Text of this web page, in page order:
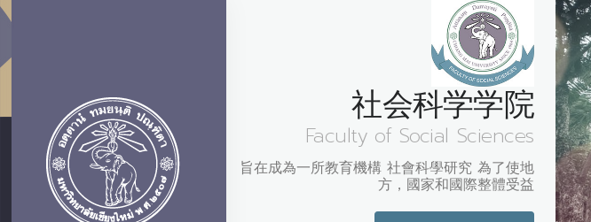
社会科学学院
Faculty of Social Sciences
旨在成為一所教育機構 社會科學研究 為了使地
方，國家和國際整體受益